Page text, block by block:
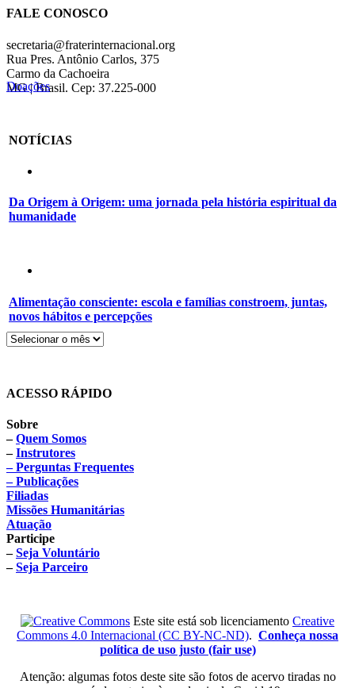
FALE CONOSCO
secretaria@fraterinternacional.org
Rua Pres. Antônio Carlos, 375
Carmo da Cachoeira
MG | Brasil. Cep: 37.225-000
Doações
NOTÍCIAS
Da Origem à Origem: uma jornada pela história espiritual da
humanidade
Alimentação consciente: escola e famílias constroem, juntas,
novos hábitos e percepções
ACESSO RÁPIDO
Sobre
–Quem Somos
–Instrutores
– Perguntas Frequentes
– Publicações
Filiadas
Missões Humanitárias
Atuação
Participe
–Seja Voluntário
–Seja Parceiro
Este site está sob licenciamento Creative
Commons 4.0 Internacional (CC BY-NC-ND). Conheça nossa
política de uso justo (fair use)
Atenção: algumas fotos deste site são fotos de acervo tiradas no